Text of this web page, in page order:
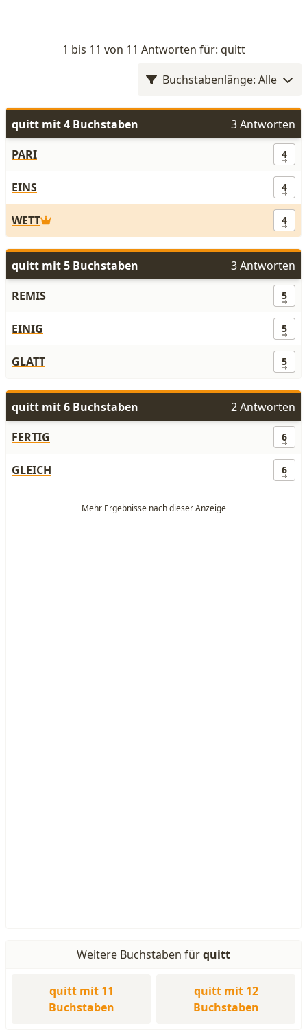
1 bis 11 von 11 Antworten für: quitt
Buchstabenlänge: Alle
quitt mit 4 Buchstaben
3 Antworten
PARI
4
EINS 4
WETT 4
quitt mit 5 Buchstaben
3 Antworten
REMIS
5
EINIG 5
GLATT 5
quitt mit 6 Buchstaben
2 Antworten
FERTIG
6
GLEICH 6
Weitere Buchstaben fürquitt
quitt mit 11
Buchstaben
quitt mit 12
Buchstaben